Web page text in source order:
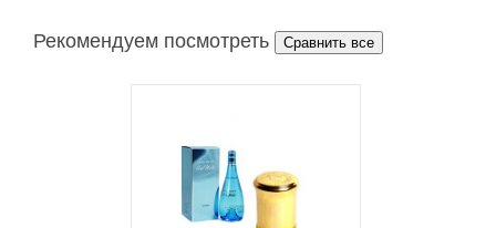
Рекомендуем посмотреть